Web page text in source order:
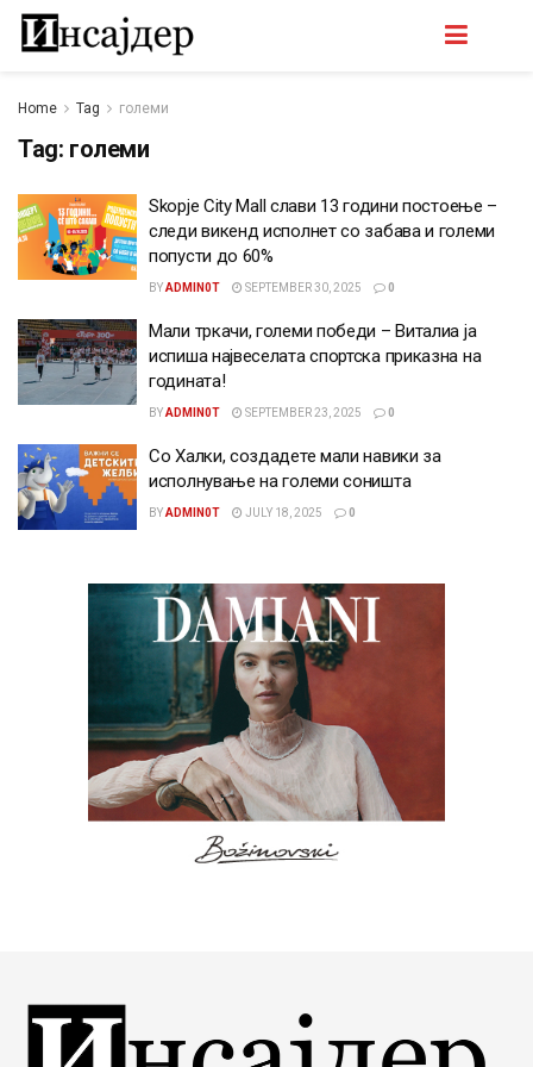
Home Tag големи
Tag: големи
Skopje City Mall слави 13 години постоење –
следи викенд исполнет со забава и големи
попусти до 60%
BYADMIN0T SEPTEMBER 30, 2025 0
Мали тркачи, големи победи – Виталиа ја
испиша највеселата спортска приказна на
годината!
BYADMIN0T SEPTEMBER 23, 2025 0
Со Халки, создадете мали навики за
исполнување на големи соништа
BYADMIN0T JULY 18, 2025 0